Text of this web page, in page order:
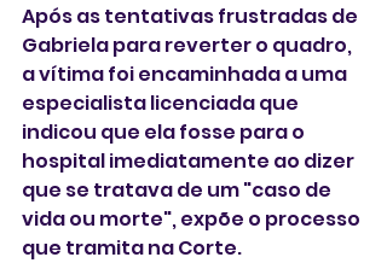
Após as tentativas frustradas de
Gabriela para reverter o quadro,
a vítima foi encaminhada a uma
especialista licenciada que
indicou que ela fosse para o
hospital imediatamente ao dizer
que se tratava de um "caso de
vida ou morte", expõe o processo
que tramita na Corte.